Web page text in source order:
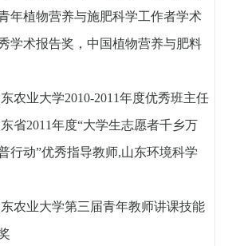
年植物营养与施肥科学工作者学术
学术报告奖，中国植物营养与肥料
农业大学2010-2011年度优秀班主任
省2011年度“大学生志愿者千乡万
行动”优秀指导教师,山东环境科学
农业大学第三届青年教师讲课技能